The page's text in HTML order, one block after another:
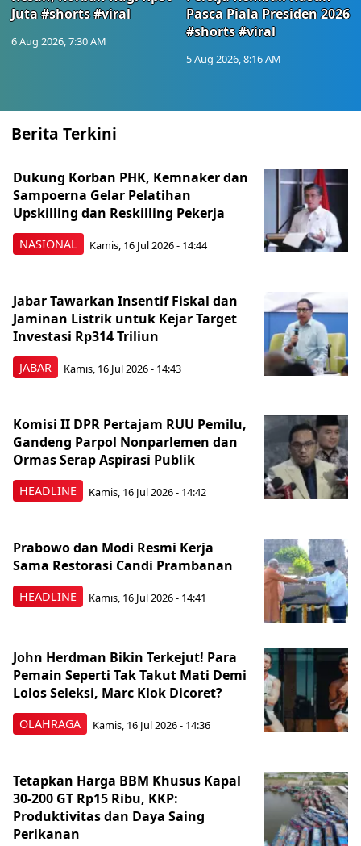
Juta #shorts #viral
6 Aug 2026, 7:30 AM
Pasca Piala Presiden 2026
#shorts #viral
5 Aug 2026, 8:16 AM
Berita Terkini
NASIONAL
Dukung Korban PHK, Kemnaker dan
Sampoerna Gelar Pelatihan
Upskilling dan Reskilling Pekerja
Kamis, 16 Jul 2026 - 14:44
JABAR
Jabar Tawarkan Insentif Fiskal dan
Jaminan Listrik untuk Kejar Target
Investasi Rp314 Triliun
Kamis, 16 Jul 2026 - 14:43
HEADLINE
Komisi II DPR Pertajam RUU Pemilu,
Gandeng Parpol Nonparlemen dan
Ormas Serap Aspirasi Publik
Kamis, 16 Jul 2026 - 14:42
HEADLINE
Prabowo dan Modi Resmi Kerja
Sama Restorasi Candi Prambanan
Kamis, 16 Jul 2026 - 14:41
OLAHRAGA
John Herdman Bikin Terkejut! Para
Pemain Seperti Tak Takut Mati Demi
Lolos Seleksi, Marc Klok Dicoret?
Kamis, 16 Jul 2026 - 14:36
Tetapkan Harga BBM Khusus Kapal
30-200 GT Rp15 Ribu, KKP:
Produktivitas dan Daya Saing
Perikanan